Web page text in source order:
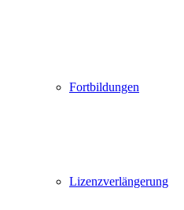
Fortbildungen
Lizenzverlängerung